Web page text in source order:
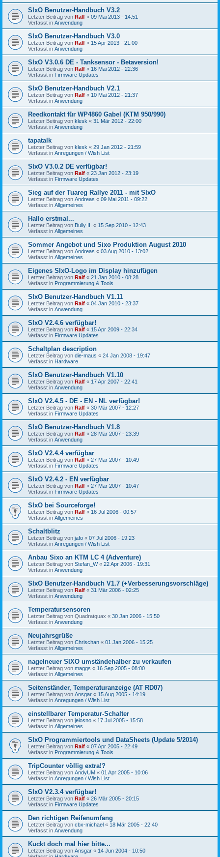
SIxO Benutzer-Handbuch V3.2
Letzter Beitrag von Ralf « 09 Mai 2013 - 14:51
Verfasst in Anwendung
SIxO Benutzer-Handbuch V3.0
Letzter Beitrag von Ralf « 15 Apr 2013 - 21:00
Verfasst in Anwendung
SIxO V3.0.6 DE - Tanksensor - Betaversion!
Letzter Beitrag von Ralf « 16 Mai 2012 - 22:36
Verfasst in Firmware Updates
SIxO Benutzer-Handbuch V2.1
Letzter Beitrag von Ralf « 10 Mai 2012 - 21:37
Verfasst in Anwendung
Reedkontakt für WP4860 Gabel (KTM 950/990)
Letzter Beitrag von klesk « 31 Mär 2012 - 22:00
Verfasst in Anwendung
tapatalk
Letzter Beitrag von klesk « 29 Jan 2012 - 21:59
Verfasst in Anregungen / Wish List
SIxO V3.0.2 DE verfügbar!
Letzter Beitrag von Ralf « 23 Jan 2012 - 23:19
Verfasst in Firmware Updates
Sieg auf der Tuareg Rallye 2011 - mit SIxO
Letzter Beitrag von Andreas « 09 Mai 2011 - 09:22
Verfasst in Allgemeines
Hallo erstmal...
Letzter Beitrag von Bully II. « 15 Sep 2010 - 12:43
Verfasst in Allgemeines
Sommer Angebot und Sixo Produktion August 2010
Letzter Beitrag von Andreas « 03 Aug 2010 - 13:02
Verfasst in Allgemeines
Eigenes SIxO-Logo im Display hinzufügen
Letzter Beitrag von Ralf « 21 Jan 2010 - 08:28
Verfasst in Programmierung & Tools
SIxO Benutzer-Handbuch V1.11
Letzter Beitrag von Ralf « 04 Jan 2010 - 23:37
Verfasst in Anwendung
SIxO V2.4.6 verfügbar!
Letzter Beitrag von Ralf « 15 Apr 2009 - 22:34
Verfasst in Firmware Updates
Schaltplan description
Letzter Beitrag von die-maus « 24 Jan 2008 - 19:47
Verfasst in Hardware
SIxO Benutzer-Handbuch V1.10
Letzter Beitrag von Ralf « 17 Apr 2007 - 22:41
Verfasst in Anwendung
SIxO V2.4.5 - DE - EN - NL verfügbar!
Letzter Beitrag von Ralf « 30 Mär 2007 - 12:27
Verfasst in Firmware Updates
SIxO Benutzer-Handbuch V1.8
Letzter Beitrag von Ralf « 28 Mär 2007 - 23:39
Verfasst in Anwendung
SIxO V2.4.4 verfügbar
Letzter Beitrag von Ralf « 27 Mär 2007 - 10:49
Verfasst in Firmware Updates
SIxO V2.4.2 - EN verfügbar
Letzter Beitrag von Ralf « 27 Mär 2007 - 10:47
Verfasst in Firmware Updates
SIxO bei Sourceforge!
Letzter Beitrag von Ralf « 16 Jul 2006 - 00:57
Verfasst in Allgemeines
Schaltblitz
Letzter Beitrag von jafo « 07 Jul 2006 - 19:23
Verfasst in Anregungen / Wish List
Anbau Sixo an KTM LC 4 (Adventure)
Letzter Beitrag von Stefan_W« 22 Apr 2006 - 19:31
Verfasst in Anwendung
SIxO Benutzer-Handbuch V1.7 (+Verbesserungsvorschläge)
Letzter Beitrag von Ralf « 31 Mär 2006 - 02:25
Verfasst in Anwendung
Temperatursensoren
Letzter Beitrag von Quadratquax « 30 Jan 2006 - 15:50
Verfasst in Anwendung
Neujahrsgrüße
Letzter Beitrag von Chrischan « 01 Jan 2006 - 15:25
Verfasst in Allgemeines
nagelneuer SIXO umständehalber zu verkaufen
Letzter Beitrag von maggs « 16 Sep 2005 - 08:00
Verfasst in Allgemeines
Seitenständer, Temperaturanzeige (AT RD07)
Letzter Beitrag von Ansgar « 15 Aug 2005 - 14:19
Verfasst in Anregungen / Wish List
einstellbarer Temperatur-Schalter
Letzter Beitrag von jelosno « 17 Jul 2005 - 15:58
Verfasst in Allgemeines
SIxO Programmiertools und DataSheets (Update 5/2014)
Letzter Beitrag von Ralf « 07 Apr 2005 - 22:49
Verfasst in Programmierung & Tools
TripCounter völlig extra!?
Letzter Beitrag von AndyUM « 01 Apr 2005 - 10:06
Verfasst in Anregungen / Wish List
SIxO V2.3.4 verfügbar!
Letzter Beitrag von Ralf « 26 Mär 2005 - 20:15
Verfasst in Firmware Updates
Den richtigen Reifenumfang
Letzter Beitrag von cbx-michael « 18 Mär 2005 - 22:40
Verfasst in Anwendung
Kuckt doch mal hier bitte...
Letzter Beitrag von Ansgar « 14 Jun 2004 - 10:50